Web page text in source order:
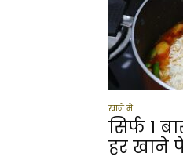
खाने में
सिर्फ 1
हर खाने